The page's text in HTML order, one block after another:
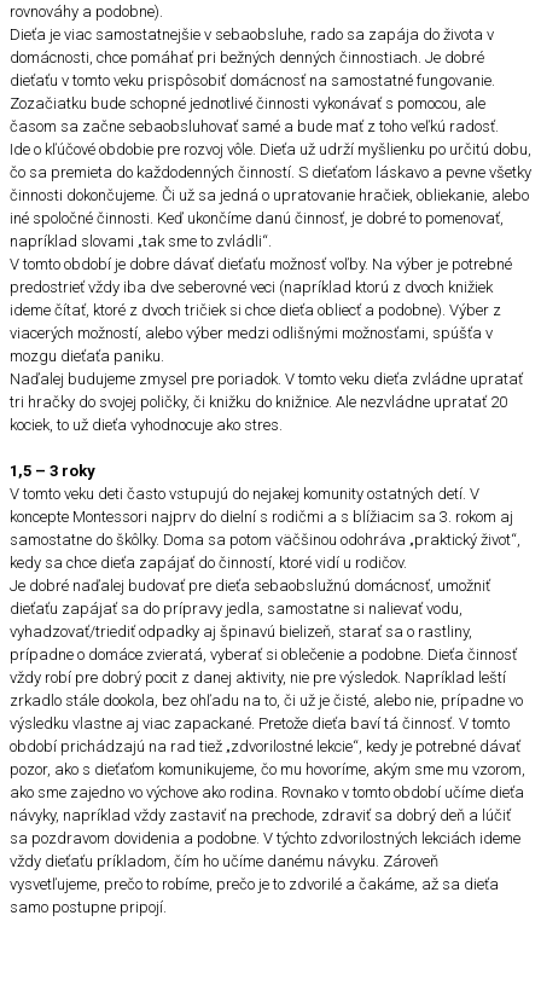
rovnováhy a podobne).
Dieťa je viac samostatnejšie v sebaobsluhe, rado sa zapája do života v
domácnosti, chce pomáhať pri bežných denných činnostiach. Je dobré
dieťaťu v tomto veku prispôsobiť domácnosť na samostatné fungovanie.
Zozačiatku bude schopné jednotlivé činnosti vykonávať s pomocou, ale
časom sa začne sebaobsluhovať samé a bude mať z toho veľkú radosť.
Ide o kľúčové obdobie pre rozvoj vôle. Dieťa už udrží myšlienku po určitú dobu,
čo sa premieta do každodenných činností. S dieťaťom láskavo a pevne všetky
činnosti dokončujeme. Či už sa jedná o upratovanie hračiek, obliekanie, alebo
iné spoločné činnosti. Keď ukončíme danú činnosť, je dobré to pomenovať,
napríklad slovami „tak sme to zvládli“.
V tomto období je dobre dávať dieťaťu možnosť voľby. Na výber je potrebné
predostrieť vždy iba dve seberovné veci (napríklad ktorú z dvoch knižiek
ideme čítať, ktoré z dvoch tričiek si chce dieťa obliecť a podobne). Výber z
viacerých možností, alebo výber medzi odlišnými možnosťami, spúšťa v
mozgu dieťaťa paniku.
Naďalej budujeme zmysel pre poriadok. V tomto veku dieťa zvládne upratať
tri hračky do svojej poličky, či knižku do knižnice. Ale nezvládne upratať 20
kociek, to už dieťa vyhodnocuje ako stres.
1,5 – 3 roky
V tomto veku deti často vstupujú do nejakej komunity ostatných detí. V
koncepte Montessori najprv do dielní s rodičmi a s blížiacim sa 3. rokom aj
samostatne do škôlky. Doma sa potom väčšinou odohráva „praktický život“,
kedy sa chce dieťa zapájať do činností, ktoré vidí u rodičov.
Je dobré naďalej budovať pre dieťa sebaobslužnú domácnosť, umožniť
dieťaťu zapájať sa do prípravy jedla, samostatne si nalievať vodu,
vyhadzovať/triediť odpadky aj špinavú bielizeň, starať sa o rastliny,
prípadne o domáce zvieratá, vyberať si oblečenie a podobne. Dieťa činnosť
vždy robí pre dobrý pocit z danej aktivity, nie pre výsledok. Napríklad leští
zrkadlo stále dookola, bez ohľadu na to, či už je čisté, alebo nie, prípadne vo
výsledku vlastne aj viac zapackané. Pretože dieťa baví tá činnosť. V tomto
období prichádzajú na rad tiež „zdvorilostné lekcie“, kedy je potrebné dávať
pozor, ako s dieťaťom komunikujeme, čo mu hovoríme, akým sme mu vzorom,
ako sme zajedno vo výchove ako rodina. Rovnako v tomto období učíme dieťa
návyky, napríklad vždy zastaviť na prechode, zdraviť sa dobrý deň a lúčiť
sa pozdravom dovidenia a podobne. V týchto zdvorilostných lekciách ideme
vždy dieťaťu príkladom, čím ho učíme danému návyku. Zároveň
vysvetľujeme, prečo to robíme, prečo je to zdvorilé a čakáme, až sa dieťa
samo postupne pripojí.